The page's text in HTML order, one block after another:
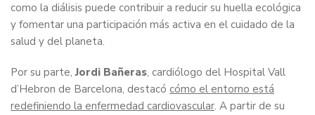
como la diálisis puede contribuir a reducir su huella ecológica
y fomentar una participación más activa en el cuidado de la
salud y del planeta.
Por su parte,Jordi Bañeras, cardiólogo del Hospital Vall
d’Hebron de Barcelona, destacó cómo el entorno está
redefiniendo la enfermedad cardiovascular. A partir de su